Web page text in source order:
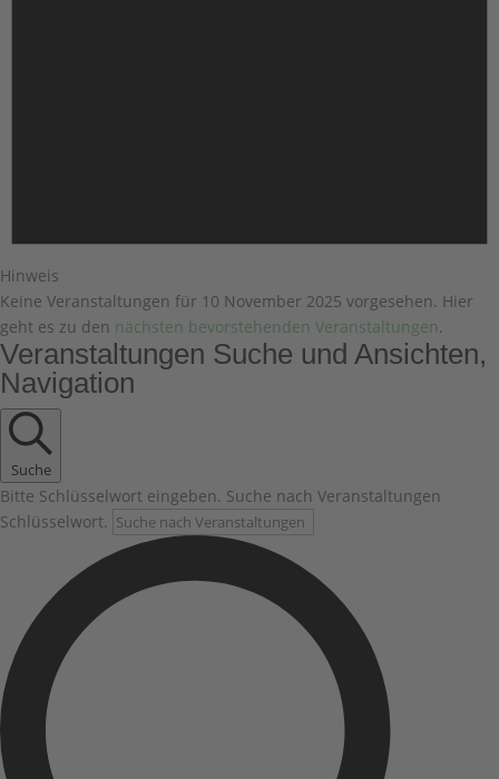
Hinweis
Keine Veranstaltungen für 10 November 2025 vorgesehen. Hier
geht es zu den nächsten bevorstehenden Veranstaltungen.
Veranstaltungen Suche und Ansichten,
Navigation
Suche
Bitte Schlüsselwort eingeben. Suche nach Veranstaltungen
Schlüsselwort.